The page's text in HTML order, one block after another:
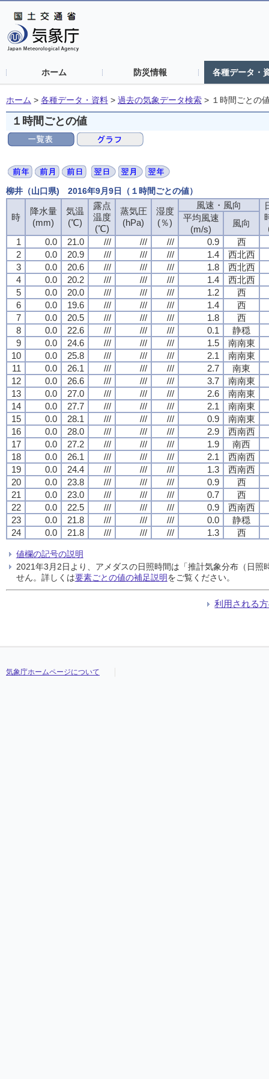
ホーム 防災情報 各種データ・
ホーム > 各種データ・資料 > 過去の気象データ検索 > １時間ごとの
１時間ごとの値
柳井（山口県) 2016年9月9日（１時間ごとの値）
時
降水量
(mm)
気温
(℃)
露点
温度
(℃)
蒸気圧
(hPa)
湿度
(％)
風速・風向
平均風速
(m/s)
風向
1
0.0 21.0 /// /// /// 0.9
西
2
0.0 20.9 /// /// /// 1.4
西北西
3
0.0 20.6 /// /// /// 1.8
西北西
4
0.0 20.2 /// /// /// 1.4
西北西
5
0.0 20.0 /// /// /// 1.2
西
6
0.0 19.6 /// /// /// 1.4
西
7
0.0 20.5 /// /// /// 1.8
西
8
0.0 22.6 /// /// /// 0.1
静穏
9
0.0 24.6 /// /// /// 1.5
南南東
10
0.0 25.8 /// /// /// 2.1
南南東
11
0.0 26.1 /// /// /// 2.7
南東
12
0.0 26.6 /// /// /// 3.7
南南東
13
0.0 27.0 /// /// /// 2.6
南南東
14
0.0 27.7 /// /// /// 2.1
南南東
15
0.0 28.1 /// /// /// 0.9
南南東
16
0.0 28.0 /// /// /// 2.9
西南西
17
0.0 27.2 /// /// /// 1.9
南西
18
0.0 26.1 /// /// /// 2.1
西南西
19
0.0 24.4 /// /// /// 1.3
西南西
20
0.0 23.8 /// /// /// 0.9
西
21
0.0 23.0 /// /// /// 0.7
西
22
0.0 22.5 /// /// /// 0.9
西南西
23
0.0 21.8 /// /// /// 0.0
静穏
24
0.0 21.8 /// /// /// 1.3 西
値欄の記号の説明
2021年3月2日より、アメダスの日照時間は「推計気象分布（日
せん。詳しくは要素ごとの値の補足説明をご覧ください。
利用される
気象庁ホームページについて